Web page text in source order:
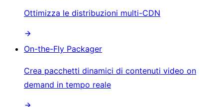
Ottimizza le distribuzioni multi-CDN
On-the-Fly Packager
Crea pacchetti dinamici di contenuti video on
demand in tempo reale